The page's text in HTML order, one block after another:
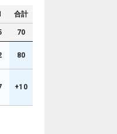
合計
70
80
+10